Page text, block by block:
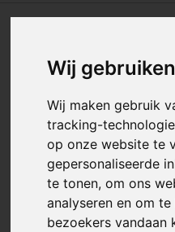
Wij
Wij maken gebruik
tracking-
op onze website te
gepersonaliseerde
te tonen, om ons
analyseren en om
bezoekers vandaan
Artikelnummer:49257